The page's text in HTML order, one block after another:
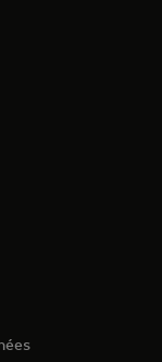
onglet